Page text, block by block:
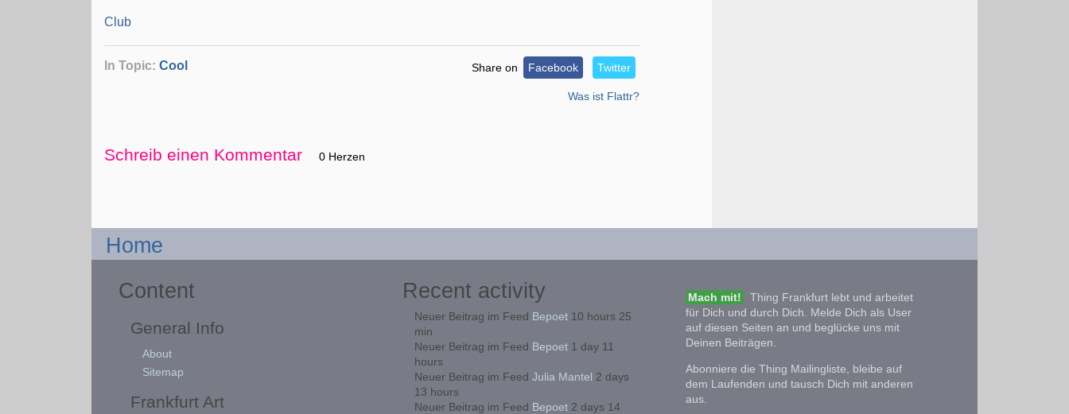
Club
In Topic:Cool Share on Facebook Twitter
Was ist Flattr?
Schreib einen Kommentar 0 Herzen
Home
Content
General Info
About
Sitemap
Frankfurt Art
Recent activity
Neuer Beitrag im Feed Bepoet10 hours 25
min
Neuer Beitrag im Feed Bepoet1 day 11
hours
Neuer Beitrag im Feed Julia Mantel 2 days
13 hours
Neuer Beitrag im Feed Bepoet2 days 14
Mach mit!
Thing Frankfurt lebt und arbeitet
für Dich und durch Dich. Melde Dich als User
auf diesen Seiten an und beglücke uns mit
Deinen Beiträgen.
Abonniere die Thing Mailingliste, bleibe auf
dem Laufenden und tausch Dich mit anderen
aus.